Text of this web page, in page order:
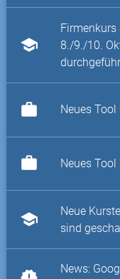
school
Firmenkurs
8./9./10.
work Neues
work Neues
school
Neue
sind
News: